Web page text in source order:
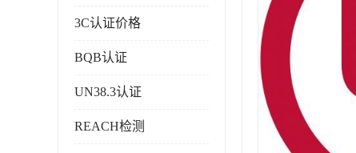
3C认证价格
BQB认证
UN38.3认证
REACH检测